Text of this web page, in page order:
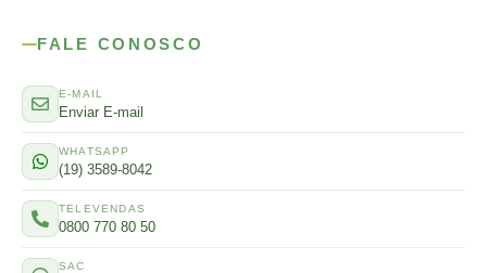
FALE CONOSCO
E-MAIL
Enviar E-mail
WHATSAPP
(19) 3589-8042
TELEVENDAS
0800 770 80 50
SAC